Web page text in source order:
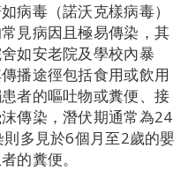
病毒（諾沃克樣病毒）
見病因且極易傳染，其
如安老院及學校內暴
播途徑包括食用或飲用
者的嘔吐物或糞便、接
傳染，潛伏期通常為24
多見於6個月至2歲的嬰
的糞便。